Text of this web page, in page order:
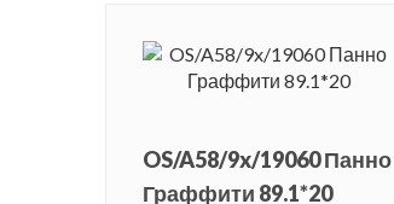
OS/A58/9x/19060 Панно
Граффити 89.1*20